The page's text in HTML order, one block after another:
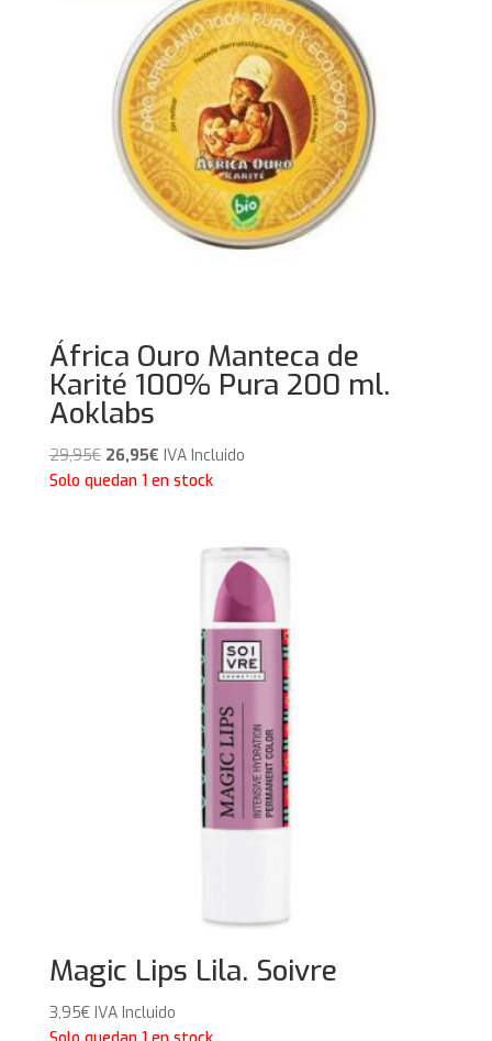
África Ouro Manteca de
Karité 100% Pura 200 ml.
Aoklabs
29,95€ El
precio
26,95€El
precio
26,95€.
IVA Incluido
Solo quedan 1 en stock
Magic Lips Lila. Soivre
3,95€ IVA Incluido